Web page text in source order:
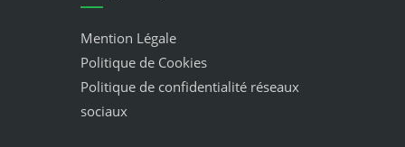
Mention Légale
Politique de Cookies
Politique de confidentialité réseaux
sociaux